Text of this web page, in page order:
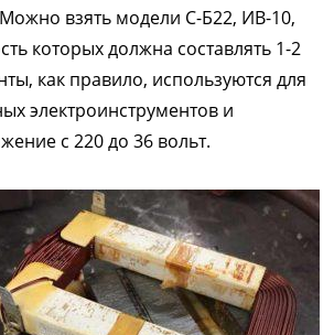
взять модели С-Б22, ИВ-10,
которых должна составлять 1-2
как правило, используются для
электроинструментов и
с 220 до 36 вольт.